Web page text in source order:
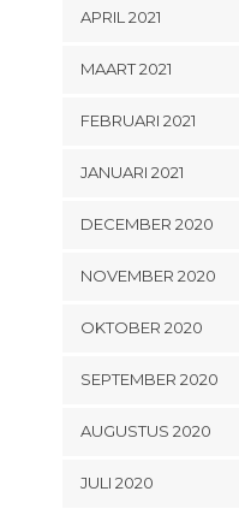
APRIL 2021
MAART 2021
FEBRUARI 2021
JANUARI 2021
DECEMBER 2020
NOVEMBER 2020
OKTOBER 2020
SEPTEMBER 2020
AUGUSTUS 2020
JULI 2020